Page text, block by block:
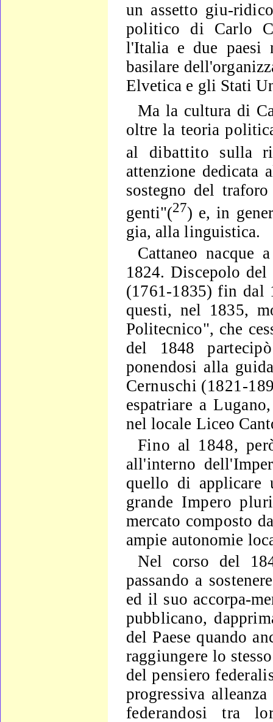
un assetto giu-
politico di Carlo
l'Italia e due
basilare
Elvetica e gli Stati
Ma la cultura di
oltre la teoria
al dibattito sulla
attenzione
sostegno del
genti"(27) e, in ge­
gia, alla linguistica.
Cattaneo nacque
1824. Discepolo del
(1761-1835)fin dal
questi, nel 1835,
Politecnico", che
del 1848
ponendosi alla
Cernuschi (1821-
espa­triare a
nel locale Liceo
Fino al 1848,
all'interno
quello di appli­care
grande Impero
mercato composto
ampie auto­nomie
Nel corso del
passando a
ed il suo accorpa-
pubblicano,
del Paese quando
raggiunge­re lo
del pensiero
progressiva allean­
federandosi tra